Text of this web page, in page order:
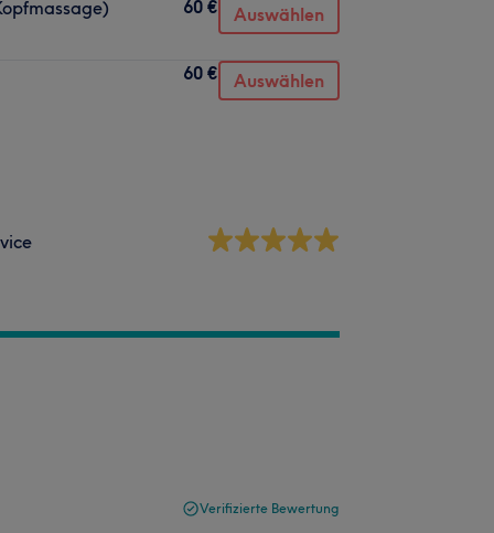
60 € Auswählen
60 € Auswählen
Verifizierte Bewertung